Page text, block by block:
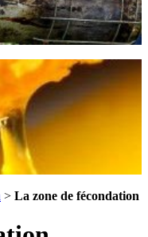
> La zone de fécondation